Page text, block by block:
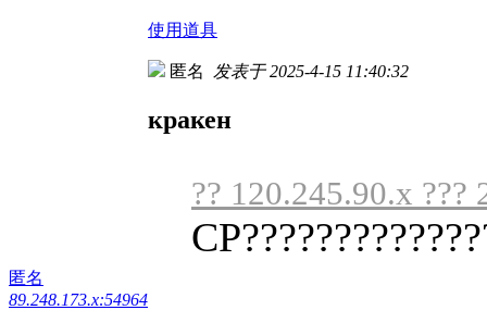
使用道具
匿名
89.248.173.x:54964
匿名 发表于 2025-4-15 11:40:32
кракен
?? 120.245.90.x ???